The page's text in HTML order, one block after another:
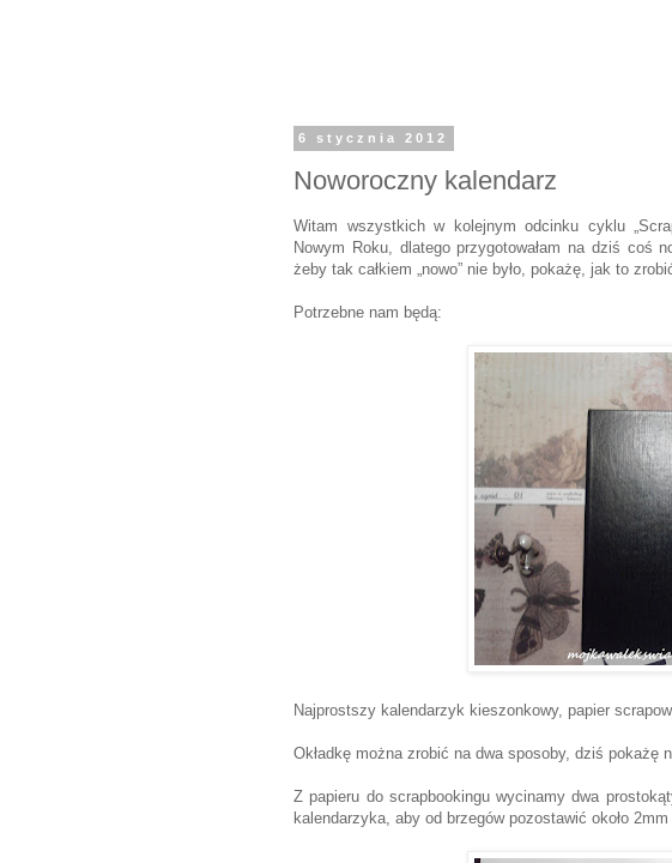
6 stycznia 2012
Noworoczny kalendarz
Witam wszystkich w kolejnym odcinku cyklu
Nowym Roku, dlatego przygotowałam na dziś coś
żeby tak całkiem „nowo” nie było, pokażę, jak to
Potrzebne nam będą:
Najprostszy kalendarzyk kieszonkowy, papier
Okładkę można zrobić na dwa sposoby, dziś pokażę
Z papieru do scrapbookingu wycinamy dwa
kalendarzyka, aby od brzegów pozostawić około